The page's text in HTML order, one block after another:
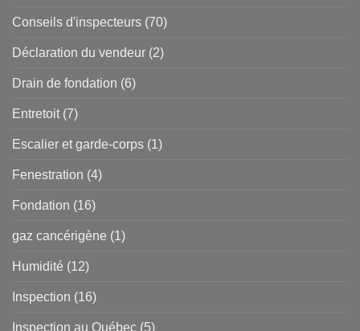
Conseils d'inspecteurs (70)
Déclaration du vendeur (2)
Drain de fondation (6)
Entretoit (7)
Escalier et garde-corps (1)
Fenestration (4)
Fondation (16)
gaz cancérigène (1)
Humidité (12)
Inspection (16)
Inspection au Québec (5)